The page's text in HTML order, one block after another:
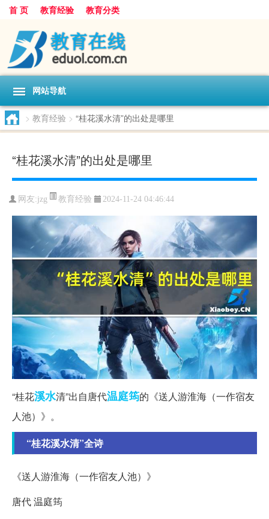
首 页 教育经验 教育分类
网站导航
> 教育经验 > “桂花溪水清”的出处是哪里
“桂花溪水清”的出处是哪里
网友:jzg 教育经验 2024-11-24 04:46:44
“桂花溪水清”出自唐代温庭筠的《送人游淮海（一作宿友
人池）》。
“桂花溪水清”全诗
《送人游淮海（一作宿友人池）》
唐代 温庭筠